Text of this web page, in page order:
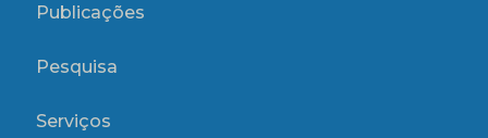
Publicações
Pesquisa
Serviços